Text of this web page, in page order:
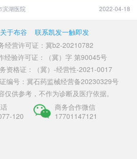
滨湖医院 2022-04-18
关于布谷
联系凯发一触即发
经营许可证：冀b2-20210782
经验许可证：（冀）字 第90045号
资格证：（冀）-经营性-2021-0017
编号：冀石药监械经营备20230329号
仅供参考，不作为诊断及医疗依据。
120
商务合作微信
17701147121